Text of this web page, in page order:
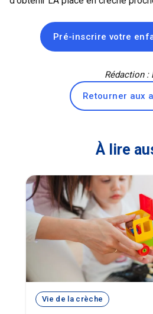
Pré-inscrire votre
Rédaction :
Retourner aux
À lire
Vie de la crèche